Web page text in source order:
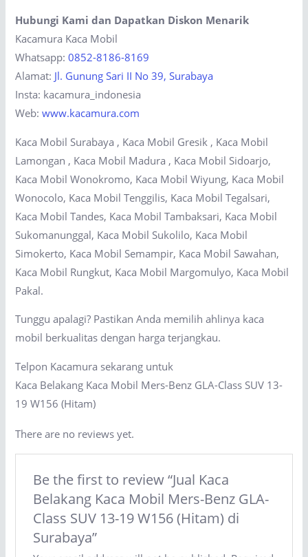
Hubungi Kami dan Dapatkan Diskon Menarik
Kacamura Kaca Mobil
Whatsapp:0852-8186-8169
Alamat: Jl. Gunung Sari II No 39, Surabaya
Insta: kacamura_indonesia
Web:www.kacamura.com
Kaca Mobil Surabaya , Kaca Mobil Gresik , Kaca Mobil
Lamongan , Kaca Mobil Madura , Kaca Mobil Sidoarjo,
Kaca Mobil Wonokromo, Kaca Mobil Wiyung, Kaca Mobil
Wonocolo, Kaca Mobil Tenggilis, Kaca Mobil Tegalsari,
Kaca Mobil Tandes, Kaca Mobil Tambaksari, Kaca Mobil
Sukomanunggal, Kaca Mobil Sukolilo, Kaca Mobil
Simokerto, Kaca Mobil Semampir, Kaca Mobil Sawahan,
Kaca Mobil Rungkut, Kaca Mobil Margomulyo, Kaca Mobil
Pakal.
Tunggu apalagi? Pastikan Anda memilih ahlinya kaca
mobil berkualitas dengan harga terjangkau.
Telpon Kacamura sekarang untuk
Kaca Belakang Kaca Mobil Mers-Benz GLA-Class SUV 13-
19 W156 (Hitam)
There are no reviews yet.
Be the first to review “Jual Kaca
Belakang Kaca Mobil Mers-Benz GLA-
Class SUV 13-19 W156 (Hitam) di
Surabaya”